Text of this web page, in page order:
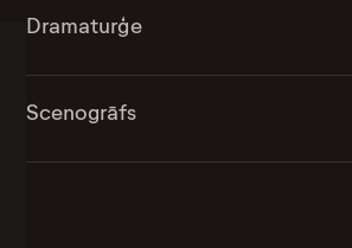
Dramaturģe
Scenogrāfs